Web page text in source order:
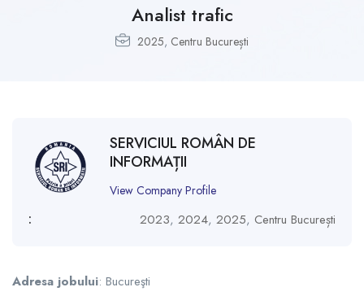
Analist trafic
2025, Centru București
SERVICIUL ROMÂN DE
INFORMAȚII
View Company Profile
: 2023, 2024, 2025, Centru București
Adresa jobului: Bucureşti